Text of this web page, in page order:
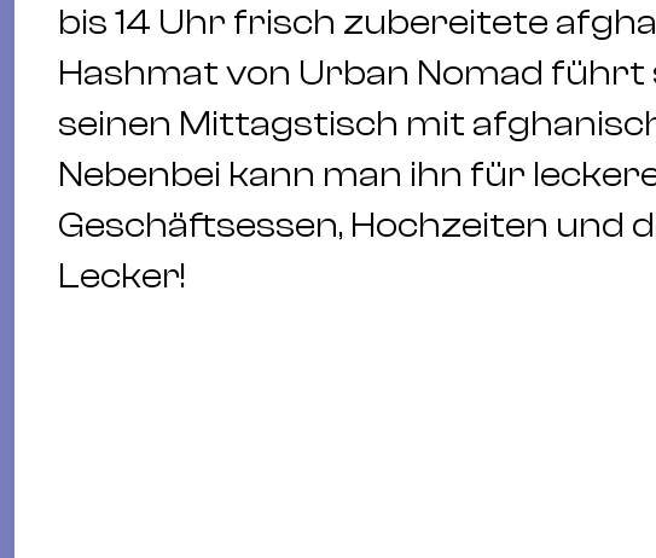
bis 14 Uhr frisch zubereitete
Hashmat von Urban Nomad
seinen Mittagstisch mit
Nebenbei kann man ihn für
Geschäftsessen, Hochzeiten und
Lecker!